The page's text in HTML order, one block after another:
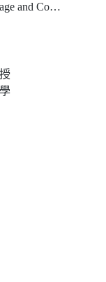
Polytechnic University